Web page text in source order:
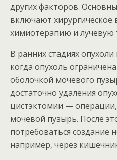
других факторов.
включают хирургическое
химиотерапию и лучевую
В ранних стадиях
когда опухоль
оболочкой мочевого
достаточно удаления
цистэктомии —
мочевой пузырь. После
потребоваться создание
например, через